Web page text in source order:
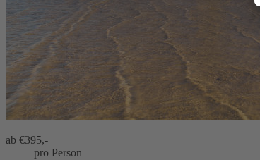
ab €395,-
pro Person